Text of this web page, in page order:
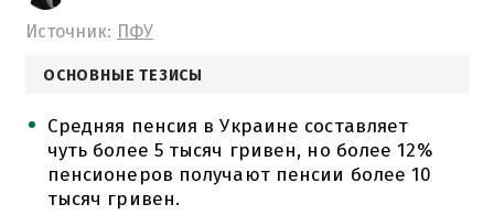
Источник: ПФУ
ОСНОВНЫЕ ТЕЗИСЫ
Средняя пенсия в Украине составляет
чуть более 5 тысяч гривен, но более 12%
пенсионеров получают пенсии более 10
тысяч гривен.